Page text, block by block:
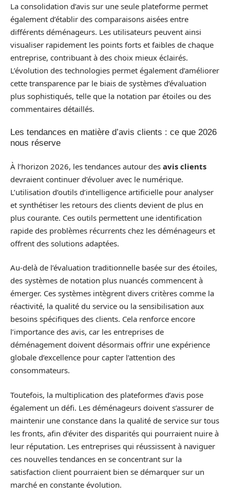
La consolidation d’avis sur une seule plateforme permet
également d’établir des comparaisons aisées entre
différents déménageurs. Les utilisateurs peuvent ainsi
visualiser rapidement les points forts et faibles de chaque
entreprise, contribuant à des choix mieux éclairés.
L’évolution des technologies permet également d’améliorer
cette transparence par le biais de systèmes d’évaluation
plus sophistiqués, telle que la notation par étoiles ou des
commentaires détaillés.
Les tendances en matière d’avis clients : ce que 2026
nous réserve
À l’horizon 2026, les tendances autour des avis clients
devraient continuer d’évoluer avec le numérique.
L’utilisation d’outils d’intelligence artificielle pour analyser
et synthétiser les retours des clients devient de plus en
plus courante. Ces outils permettent une identification
rapide des problèmes récurrents chez les déménageurs et
offrent des solutions adaptées.
Au-delà de l’évaluation traditionnelle basée sur des étoiles,
des systèmes de notation plus nuancés commencent à
émerger. Ces systèmes intègrent divers critères comme la
réactivité, la qualité du service ou la sensibilisation aux
besoins spécifiques des clients. Cela renforce encore
l’importance des avis, car les entreprises de
déménagement doivent désormais offrir une expérience
globale d’excellence pour capter l’attention des
consommateurs.
Toutefois, la multiplication des plateformes d’avis pose
également un défi. Les déménageurs doivent s’assurer de
maintenir une constance dans la qualité de service sur tous
les fronts, afin d’éviter des disparités qui pourraient nuire à
leur réputation. Les entreprises qui réussissent à naviguer
ces nouvelles tendances en se concentrant sur la
satisfaction client pourraient bien se démarquer sur un
marché en constante évolution.